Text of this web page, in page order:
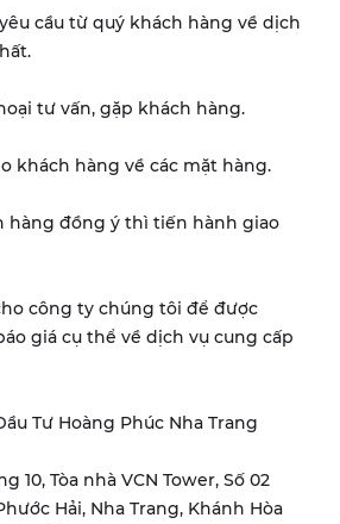
cầu từ quý khách hàng về dịch
tư vấn, gặp khách hàng.
khách hàng về các mặt hàng.
hàng đồng ý thì tiến hành giao
công ty chúng tôi để được
giá cụ thể về dịch vụ cung cấp
Tư Hoàng Phúc Nha Trang
10, Tòa nhà VCN Tower, Số 02
Hải, Nha Trang, Khánh Hòa